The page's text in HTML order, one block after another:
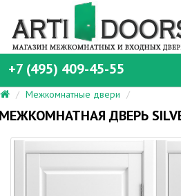
+7 (495) 409-45-55
Межкомнатные двери
ДВЕРЬ